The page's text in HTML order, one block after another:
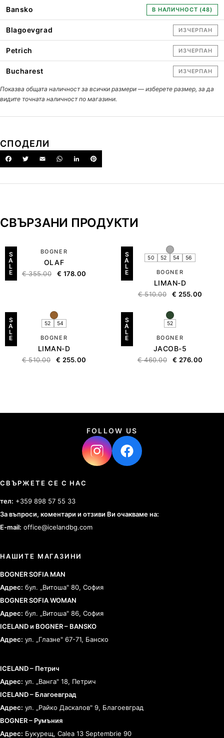
Bansko В НАЛИЧНОСТ (48)
Blagoevgrad ИЗЧЕРПАН
Petrich ИЗЧЕРПАН
Bucharest ИЗЧЕРПАН
Показва общата наличност за всички размери — изберете размер, за да
видите точната наличност по магазини.
СПОДЕЛИ
СВЪРЗАНИ ПРОДУКТИ
S
A
L
E
BOGNER
OLAF
€355.00 € 178.00
S
A
L
E
50 52 54 56
BOGNER
LIMAN-D
€510.00 € 255.00
S
A
L
E
52 54
BOGNER
LIMAN-D
€510.00 € 255.00
S
A
L
E
52
BOGNER
JACOB-5
€460.00 € 276.00
FOLLOW US
СВЪРЖЕТЕ СЕ С НАС
тел: +359 898 57 55 33
За въпроси, коментари и отзиви Ви очакваме на:
E-mail: office@icelandbg.com
НАШИТЕ МАГАЗИНИ
BOGNER SOFIA MAN
Адрес: бул. „Витоша" 80, София
BOGNER SOFIA WOMAN
Адрес: бул. „Витоша" 86, София
ICELAND и BOGNER – BANSKO
Адрес: ул. „Глазне" 67-71, Банско
ICELAND – Петрич
Адрес: ул. „Ванга" 18, Петрич
ICELAND – Благоевград
Адрес: ул. „Райко Даскалов" 9, Благоевград
BOGNER – Румъния
Адрес: Букурещ, Calea 13 Septembrie 90